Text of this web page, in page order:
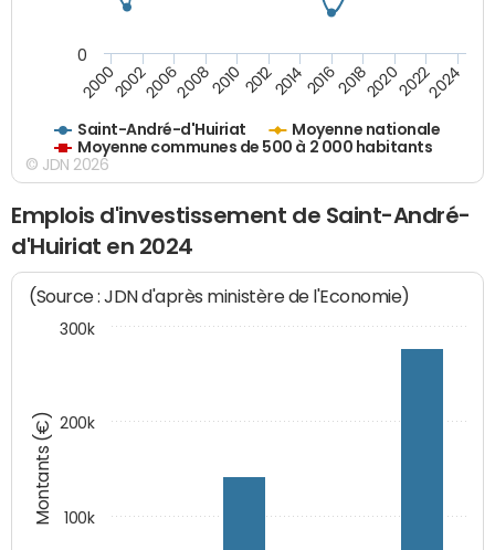
Saint-André-d'Huiriat
Moyenne nationale
Moyenne communes de 500 à 2 000 habitants
20002002200620082010 2012201420162018202020222024
0
© JDN 2026
Emplois d'investissement de Saint-André-
d'Huiriat en 2024
Montants (€)
(Source : JDN d'après ministère de l'Economie)
100k
200k
300k